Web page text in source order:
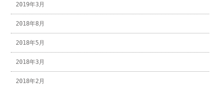
2019年3月
2018年8月
2018年5月
2018年3月
2018年2月